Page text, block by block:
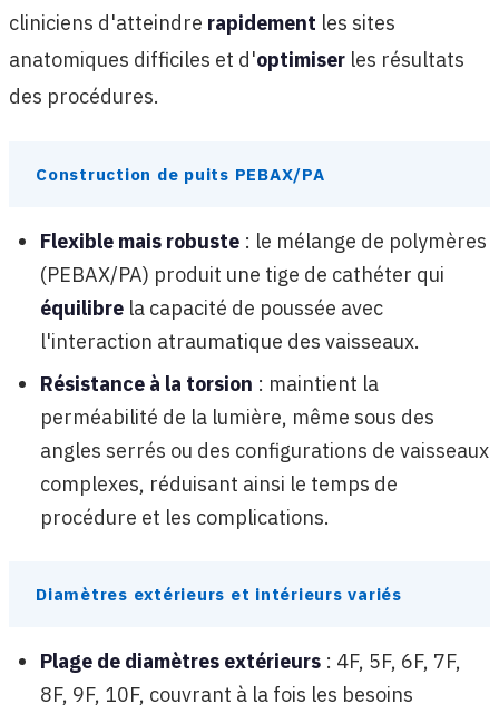
cliniciens d'atteindre rapidement les sites
anatomiques difficiles et d'optimiser les résultats
des procédures.
Construction de puits PEBAX/PA
Flexible mais robuste : le mélange de polymères
(PEBAX/PA) produit une tige de cathéter qui
équilibre la capacité de poussée avec
l'interaction atraumatique des vaisseaux.
Résistance à la torsion : maintient la
perméabilité de la lumière, même sous des
angles serrés ou des configurations de vaisseaux
complexes, réduisant ainsi le temps de
procédure et les complications.
Diamètres extérieurs et intérieurs variés
Plage de diamètres extérieurs : 4F, 5F, 6F, 7F,
8F, 9F, 10F, couvrant à la fois les besoins